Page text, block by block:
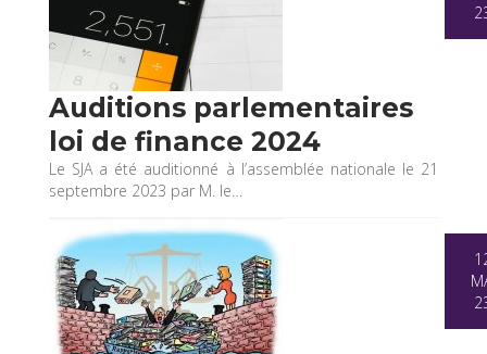
Auditions parlementaires
loi de finance 2024
Le SJA a été auditionné à l’assemblée nationale le 21
septembre 2023 par M. le…